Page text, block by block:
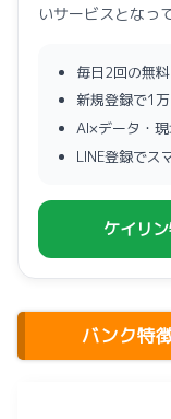
いサービスとなっ
毎日2回の無
新規登録で1
AI×データ・
LINE登録でス
ケイリ
バンク特